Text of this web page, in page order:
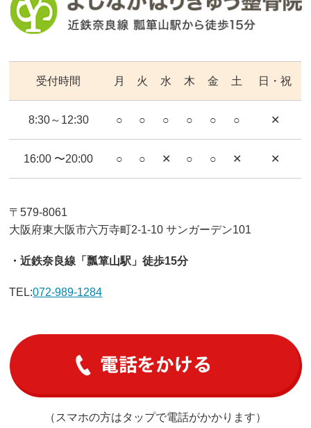
受付時間 月 火 水 木 金 土 日・祝
8:30～12:30 ○ ○ ○ ○ ○ ○ ✕
16:00 〜20:00 ○ ○ ✕ ○ ○ ✕ ✕
〒579-8061
大阪府東大阪市六万寺町2-1-10 サンガーデン101
・近鉄奈良線「瓢箪山駅」徒歩15分
TEL:072-989-1284
（スマホの方はタップで電話がかかります）